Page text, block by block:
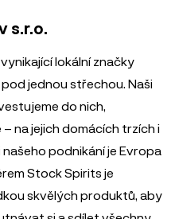
s.r.o.
lokální značky
jednou střechou. Naši
do nich,
na jejich domácích trzích i
podnikání je Evropa
Stock Spirits je
skvělých produktů, aby